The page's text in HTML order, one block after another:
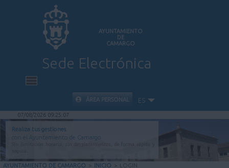
AYUNTAMIENTO
DE
CAMARGO
Sede Electrónica
INICIO
INFORMACIÓN PÚBLICA
CARPETA CIUDADANA
ÁREA PERSONAL ES
07/08/2026 09:25:07
Realiza tus gestiones
con el Ayuntamiento de Camargo
AYUNTAMIENTO DE CAMARGO > INICIO > LOGIN